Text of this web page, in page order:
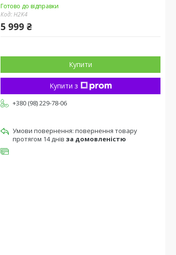
Готово до відправки
Код:H2K4
5 999 ₴
Купити
Купити з
+380 (98) 229-78-06
повернення товару
протягом 14 днів за домовленістю